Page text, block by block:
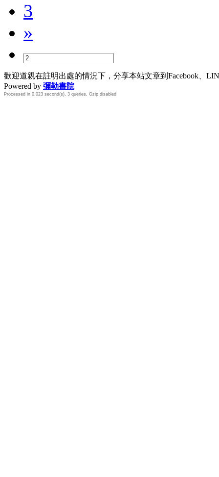
3
»
歡迎道親在註明出處的情況下，分享本站文章到Facebook、
Powered by 彌勒書院
Processed in 0.023 second(s), 3 queries, Gzip disabled